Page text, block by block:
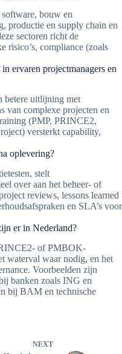
bouw en
productie en supply chain en
sectoren richt de
risico’s, compliance (zoals
ervaren projectmanagers en
betere uitlijning met
van complexe projecten en
(PMP, PRINCE2,
versterkt capability,
oplevering?
stelt
over aan het beheer- of
reviews, lessons learned
en SLA’s voor
er in Nederland?
of PMBOK-
waterval waar nodig, en het
Voorbeelden zijn
banken zoals ING en
bij BAM en technische
NEXT